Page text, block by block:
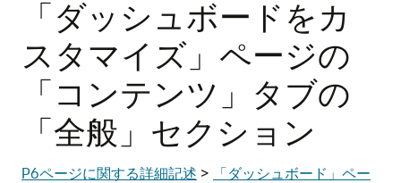
「ダッシュボードをカ
スタマイズ」ページの
「コンテンツ」タブの
「全般」セクション
P6ページに関する詳細記述 >
「ダッシュボード」ペー